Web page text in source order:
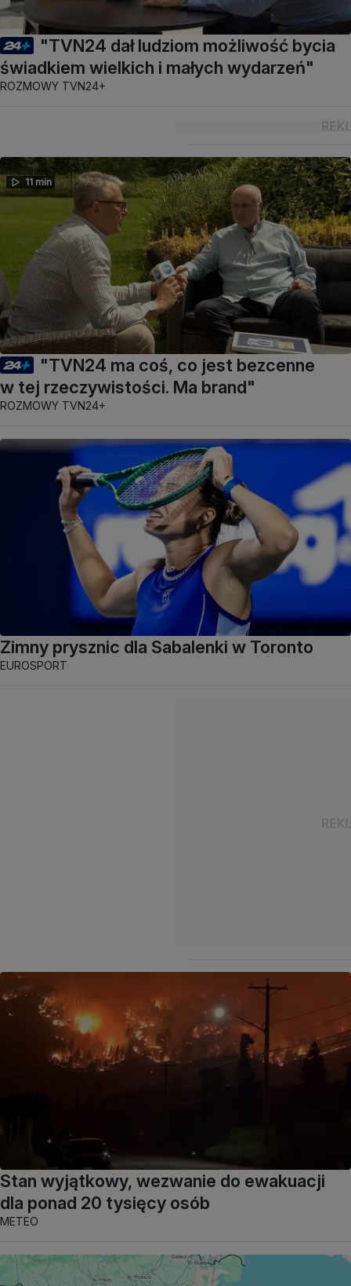
"TVN24 dał ludziom możliwość bycia
świadkiem wielkich i małych wydarzeń"
ROZMOWY TVN24+
11 min
"TVN24 ma coś, co jest bezcenne
w tej rzeczywistości. Ma brand"
ROZMOWY TVN24+
Zimny prysznic dla Sabalenki w Toronto
EUROSPORT
Stan wyjątkowy, wezwanie do ewakuacji
dla ponad 20 tysięcy osób
METEO